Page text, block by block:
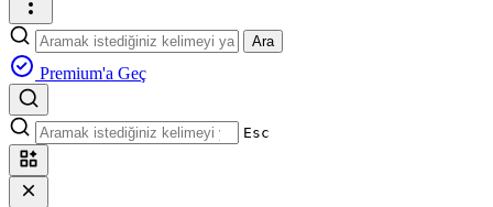
Ara
Premium'a Geç
Esc